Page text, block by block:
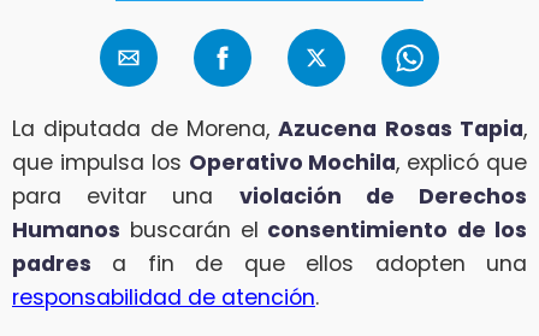
La diputada de Morena,Azucena Rosas Tapia,
que impulsa los Operativo Mochila, explicó que
para evitar una violación de Derechos
Humanos buscarán el consentimiento de los
padres a fin de que ellos adopten una
responsabilidad de atención.